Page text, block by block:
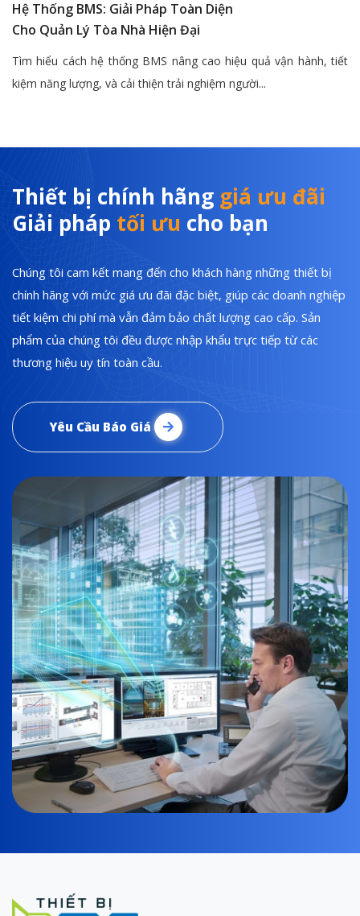
Hệ Thống BMS: Giải Pháp Toàn Diện
Cho Quản Lý Tòa Nhà Hiện Đại
Tìm hiểu cách hệ thống BMS nâng cao hiệu quả vận hành, tiết
kiệm năng lượng, và cải thiện trải nghiệm người...
Thiết bị chính hãng giá ưu đãi
Giải pháp tối ưu cho bạn
Chúng tôi cam kết mang đến cho khách hàng những thiết bị
chính hãng với mức giá ưu đãi đặc biệt, giúp các doanh nghiệp
tiết kiệm chi phí mà vẫn đảm bảo chất lượng cao cấp. Sản
phẩm của chúng tôi đều được nhập khẩu trực tiếp từ các
thương hiệu uy tín toàn cầu.
Yêu Cầu Báo Giá